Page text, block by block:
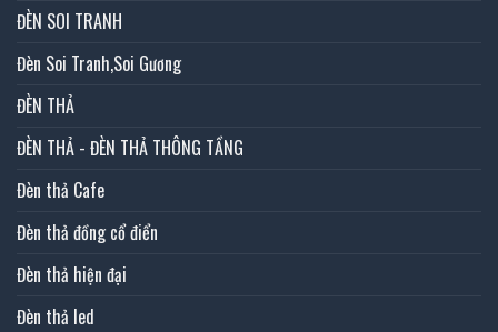
ĐÈN SOI TRANH
Đèn Soi Tranh,Soi Gương
ĐÈN THẢ
ĐÈN THẢ - ĐÈN THẢ THÔNG TẦNG
Đèn thả Cafe
Đèn thả đồng cổ điển
Đèn thả hiện đại
Đèn thả led